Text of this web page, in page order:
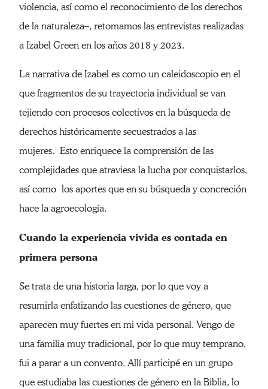
violencia, así como el reconocimiento de los derechos
de la naturaleza–, retomamos las entrevistas realizadas
a Izabel Green en los años 2018 y 2023.
La narrativa de Izabel es como un caleidoscopio en el
que fragmentos de su trayectoria individual se van
tejiendo con procesos colectivos en la búsqueda de
derechos históricamente secuestrados a las
mujeres. Esto enriquece la comprensión de las
complejidades que atraviesa la lucha por conquistarlos,
así como los aportes que en su búsqueda y concreción
hace la agroecología.
Cuando la experiencia vivida es contada en
primera persona
Se trata de una historia larga, por lo que voy a
resumirla enfatizando las cuestiones de género, que
aparecen muy fuertes en mi vida personal. Vengo de
una familia muy tradicional, por lo que muy temprano,
fui a parar a un convento. Allí participé en un grupo
que estudiaba las cuestiones de género en la Biblia, lo